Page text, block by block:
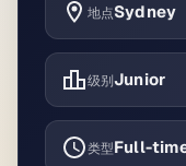
地点Sydney
级别Junior
类型Full-